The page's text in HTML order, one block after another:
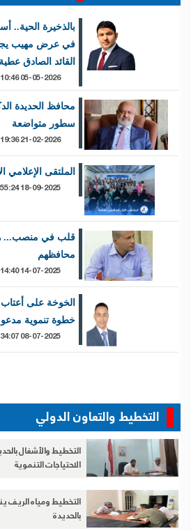
بالذخيرة الحية..
في عرض مهيب
القائد الصادق عطية
05-05-2026 10:10:46
محافظ الحديدة
سطور متواضعة
21-02-2026 14:19:36
الملتقى الإعلامي
قلب في منصب...
محافظهم
الخوخة على
خطوة تنموية
التخطيط والتعاون الدولي
التخطيط والأشغال
الاحتياجات التنموية
التخطيط ومياه الريف
بالحديدة